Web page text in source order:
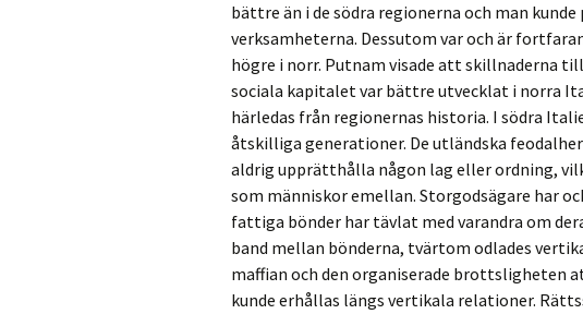
bättre än i de södra regionerna och man
verksamheterna. Dessutom var och är
högre i norr. Putnam visade att skillnaderna
sociala kapitalet var bättre utvecklat i norra
härledas från regionernas historia. I södra
åtskilliga generationer. De utländska
aldrig upprätthålla någon lag eller ordning,
som människor emellan. Storgodsägare har
fattiga bönder har tävlat med varandra om
band mellan bönderna, tvärtom odlades
maffian och den organiserade brottsligheten
kunde erhållas längs vertikala relationer.